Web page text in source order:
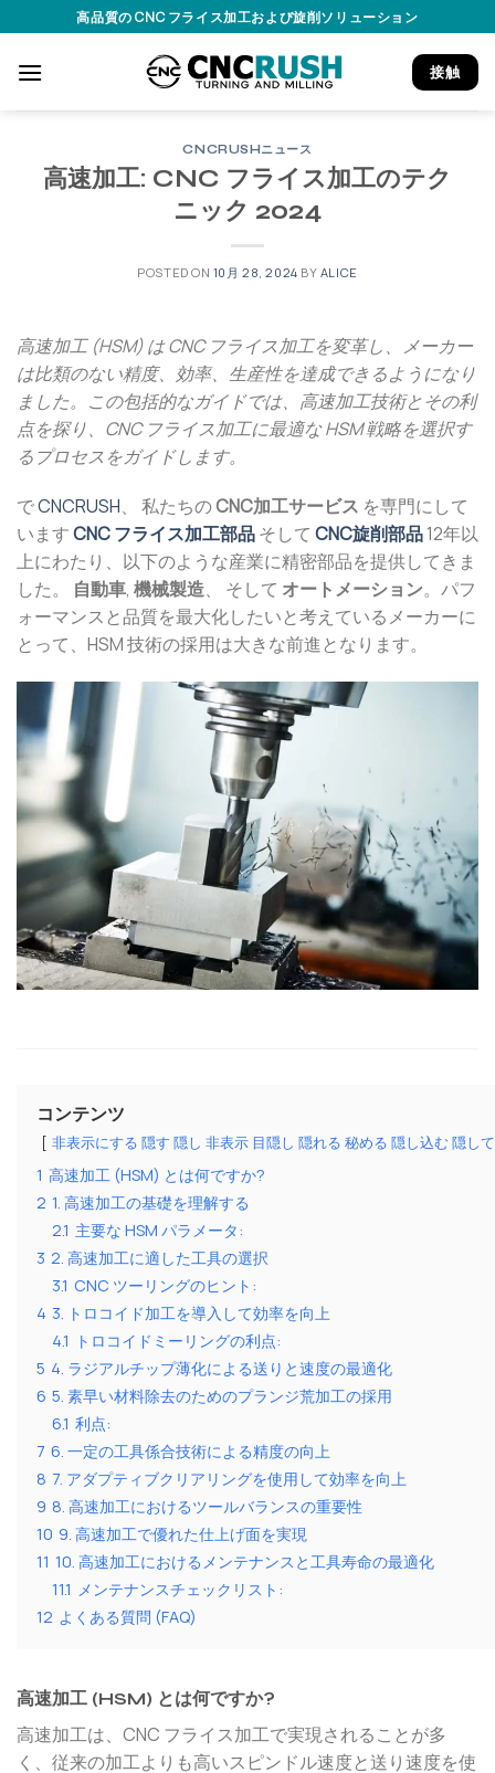
to
content
高品質の CNC フライス加工および旋削ソリューション
接触
CNCRUSHニュース
高速加工: CNC フライス加工のテク
ニック 2024
POSTED ON 10月 28, 2024 BY ALICE
高速加工 (HSM) は CNC フライス加工を変革し、メーカー
は比類のない精度、効率、生産性を達成できるようになり
ました。この包括的なガイドでは、高速加工技術とその利
点を探り、CNC フライス加工に最適な HSM 戦略を選択す
るプロセスをガイドします。
でCNCRUSH、 私たちのCNC加工サービス を専門にして
いますCNC フライス加工部品そして CNC旋削部品12年以
上にわたり、以下のような産業に精密部品を提供してきま
した。 自動車, 機械製造、 そして オートメーション。パフ
ォーマンスと品質を最大化したいと考えているメーカーに
とって、HSM 技術の採用は大きな前進となります。
コンテンツ
非表示にする 隠す 隠し 非表示 目隠し 隠れる 秘める 隠し込む 隠
1 高速加工 (HSM) とは何ですか?
2 1. 高速加工の基礎を理解する
2.1 主要な HSM パラメータ:
3 2. 高速加工に適した工具の選択
3.1 CNC ツーリングのヒント:
4 3. トロコイド加工を導入して効率を向上
4.1
トロコイドミーリングの利点:
5 4. ラジアルチップ薄化による送りと速度の最適化
6 5. 素早い材料除去のためのプランジ荒加工の採用
6.1 利点:
7 6. 一定の工具係合技術による精度の向上
8 7. アダプティブクリアリングを使用して効率を向上
9 8. 高速加工におけるツールバランスの重要性
10 9. 高速加工で優れた仕上げ面を実現
11 10. 高速加工におけるメンテナンスと工具寿命の最適化
11.1 メンテナンスチェックリスト:
12 よくある質問 (FAQ)
高速加工 (HSM) とは何ですか?
高速加工は、CNC フライス加工で実現されることが多
く、従来の加工よりも高いスピンドル速度と送り速度を使